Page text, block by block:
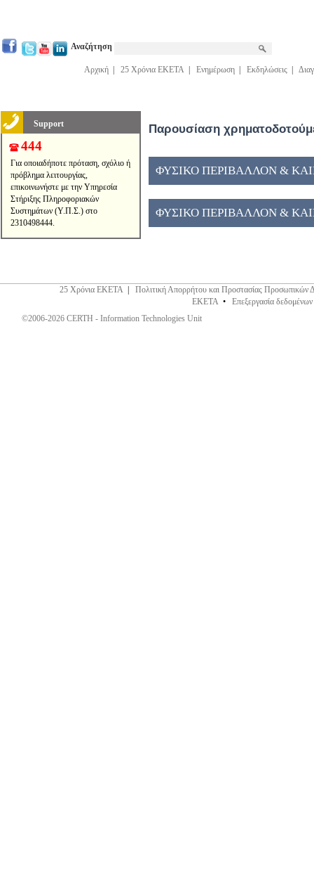
Αναζήτηση
Αρχική 25 Χρόνια ΕΚΕΤΑ Ενημέρωση Εκδηλώσεις
Support
444
Για οποιαδήποτε πρόταση, σχόλιο ή
πρόβλημα λειτουργίας,
επικοινωνήστε με την Υπηρεσία
Στήριξης Πληροφοριακών
Συστημάτων (Υ.Π.Σ.) στο
2310498444.
Παρουσίαση
ΦΥΣΙΚΟ ΠΕΡΙΒΑΛΛΟΝ &
ΦΥΣΙΚΟ ΠΕΡΙΒΑΛΛΟΝ &
25 Χρόνια ΕΚΕΤΑ
Πολιτική Απορρήτου και Προστασίας Προσωπικών
ΕΚΕΤΑ • Επεξεργασία
©2006-2026 CERTH - Information Technologies Unit